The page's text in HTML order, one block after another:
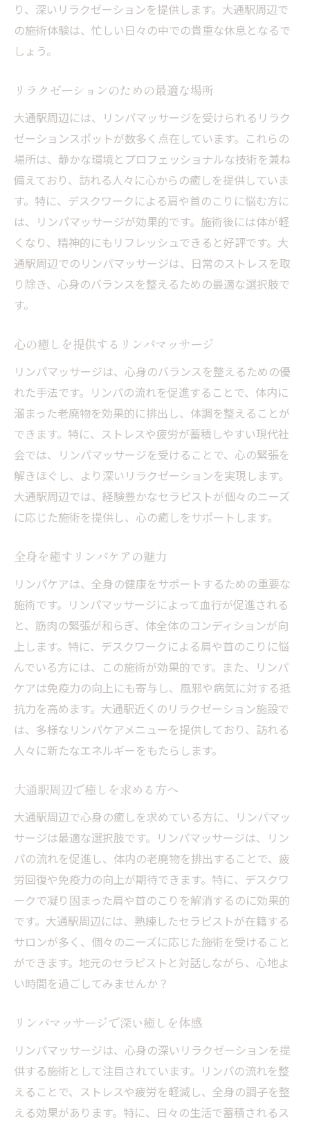
り、深いリラクゼーションを提供します。大通駅周辺で
の施術体験は、忙しい日々の中での貴重な休息となるで
しょう。
リラクゼーションのための最適な場所
大通駅周辺には、リンパマッサージを受けられるリラク
ゼーションスポットが数多く点在しています。これらの
場所は、静かな環境とプロフェッショナルな技術を兼ね
備えており、訪れる人々に心からの癒しを提供していま
す。特に、デスクワークによる肩や首のこりに悩む方に
は、リンパマッサージが効果的です。施術後には体が軽
くなり、精神的にもリフレッシュできると好評です。大
通駅周辺でのリンパマッサージは、日常のストレスを取
り除き、心身のバランスを整えるための最適な選択肢で
す。
心の癒しを提供するリンパマッサージ
リンパマッサージは、心身のバランスを整えるための優
れた手法です。リンパの流れを促進することで、体内に
溜まった老廃物を効果的に排出し、体調を整えることが
できます。特に、ストレスや疲労が蓄積しやすい現代社
会では、リンパマッサージを受けることで、心の緊張を
解きほぐし、より深いリラクゼーションを実現します。
大通駅周辺では、経験豊かなセラピストが個々のニーズ
に応じた施術を提供し、心の癒しをサポートします。
全身を癒すリンパケアの魅力
リンパケアは、全身の健康をサポートするための重要な
施術です。リンパマッサージによって血行が促進される
と、筋肉の緊張が和らぎ、体全体のコンディションが向
上します。特に、デスクワークによる肩や首のこりに悩
んでいる方には、この施術が効果的です。また、リンパ
ケアは免疫力の向上にも寄与し、風邪や病気に対する抵
抗力を高めます。大通駅近くのリラクゼーション施設で
は、多様なリンパケアメニューを提供しており、訪れる
人々に新たなエネルギーをもたらします。
大通駅周辺で癒しを求める方へ
大通駅周辺で心身の癒しを求めている方に、リンパマッ
サージは最適な選択肢です。リンパマッサージは、リン
パの流れを促進し、体内の老廃物を排出することで、疲
労回復や免疫力の向上が期待できます。特に、デスクワ
ークで凝り固まった肩や首のこりを解消するのに効果的
です。大通駅周辺には、熟練したセラピストが在籍する
サロンが多く、個々のニーズに応じた施術を受けること
ができます。地元のセラピストと対話しながら、心地よ
い時間を過ごしてみませんか？
リンパマッサージで深い癒しを体感
リンパマッサージは、心身の深いリラクゼーションを提
供する施術として注目されています。リンパの流れを整
えることで、ストレスや疲労を軽減し、全身の調子を整
える効果があります。特に、日々の生活で蓄積されるス